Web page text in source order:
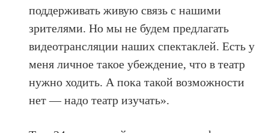
поддерживать живую связь с нашими
зрителями. Но мы не будем предлагать
видеотрансляции наших спектаклей. Есть у
меня личное такое убеждение, что в театр
нужно ходить. А пока такой возможности
нет — надо театр изучать».